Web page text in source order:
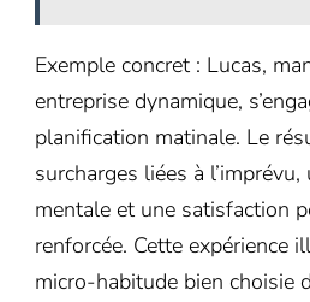
Exemple concret : Lucas,
entreprise dynamique,
planification matinale. Le
surcharges liées à
mentale et une satisfaction
renforcée. Cette expérience
micro-habitude bien choisie